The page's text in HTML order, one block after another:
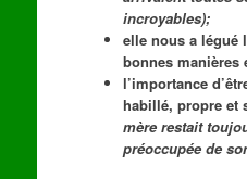
incroyables);
elle nous a légué
bonnes manières
l’importance
habillé, propre et
mère restait
préoccupée de